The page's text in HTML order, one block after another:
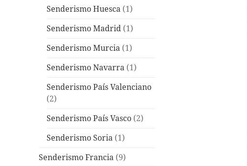
Senderismo Huesca (1)
Senderismo Madrid (1)
Senderismo Murcia (1)
Senderismo Navarra (1)
Senderismo País Valenciano
(2)
Senderismo País Vasco (2)
Senderismo Soria (1)
Senderismo Francia (9)